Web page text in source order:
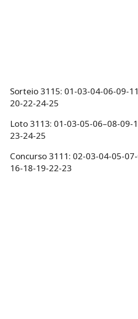
Sorteio 3115: 01-03-04-06-09-
20-22-24-25
Loto 3113: 01-03-05-06–08-09-
23-24-25
Concurso 3111: 02-03-04-05-
16-18-19-22-23